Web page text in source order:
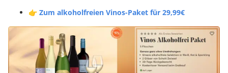
👉 Zum alkoholfreien Vinos-Paket für 29,99€